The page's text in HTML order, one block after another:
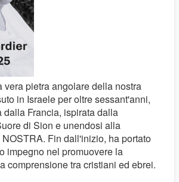
vera pietra angolare della nostra
in Israele per oltre sessant'anni,
dalla Francia, ispirata dalla
di Sion e unendosi alla
Fin dall'inizio, ha portato
impegno nel promuovere la
comprensione tra cristiani ed ebrei.